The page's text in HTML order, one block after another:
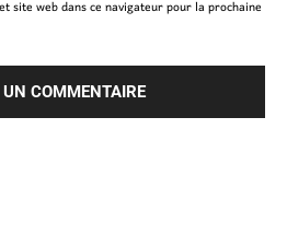
site web dans ce navigateur pour la prochaine